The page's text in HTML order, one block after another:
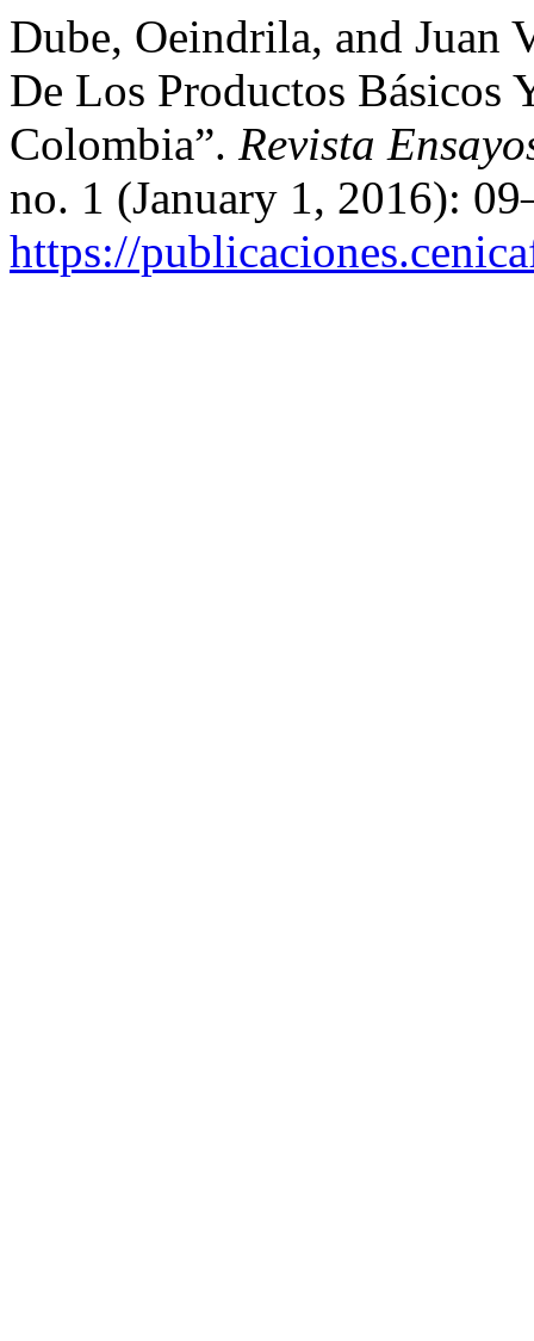
Dube, Oeindrila, and Juan
De Los Productos
Colombia”. Revista
no. 1 (January 1, 2016):
https://